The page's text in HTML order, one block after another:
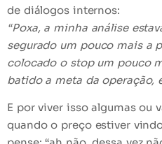
de diálogos internos:
“Poxa, a minha análise
segurado um pouco mais a
colocado o stop um pouco
batido a meta da operação,
E por viver isso algumas ou
quando o preço estiver